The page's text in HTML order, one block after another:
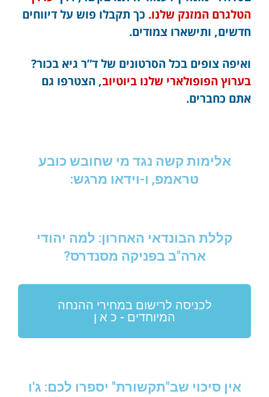
הטלגרם המזנק שלנו. כך תקבלו פוש על דיווחים
חדשים, ותישארו צמודים.
ואיפה צופים בכל הסרטונים של ד”ר גיא בכור?
בערוץ הפופולארי שלנו ביוטיוב, הצטרפו גם
אתם כחברים.
אלימות קשה נגד מי שחובש כובע
טראמפ, ו-וידאו מרגש:
קללת הבונדאי האחרון: למה יהודי
ארה"ב בפניקה מסנדרס?
לכניסה לרישום במחירי ההנחה
המיוחדים - כ א ן
אין סיכוי שב"תקשורת" יספרו לכם: ג'ו